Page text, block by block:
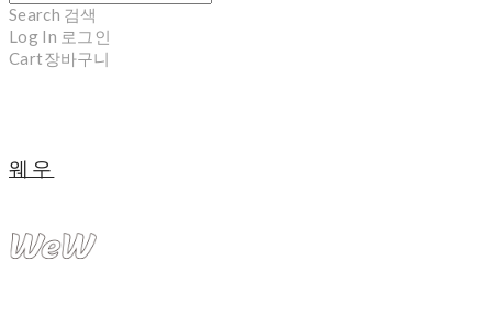
Search 검색
Log In 로그인
Cart장바구니
웨우